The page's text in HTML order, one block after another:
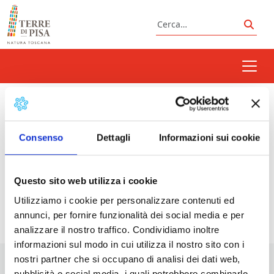
Consenso Dettagli Informazioni sui cookie
Questo sito web utilizza i cookie
Utilizziamo i cookie per personalizzare contenuti ed
annunci, per fornire funzionalità dei social media e per
analizzare il nostro traffico. Condividiamo inoltre
informazioni sul modo in cui utilizza il nostro sito con i
nostri partner che si occupano di analisi dei dati web,
Vai al contenuto
Cerca
conferenze
Prossimi eventi
<li>Non ci sono eventi con questo tag</li>